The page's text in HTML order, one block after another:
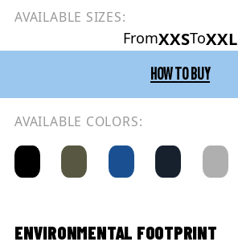
AVAILABLE SIZES:
FromXXSToXXL
HOW TO BUY
AVAILABLE COLORS:
ENVIRONMENTAL FOOTPRINT